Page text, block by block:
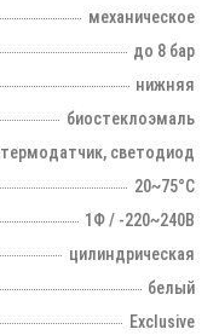
механическое
до 8 бар
нижняя
биостеклоэмаль
термодатчик, светодиод
20~75°С
1Ф / -220~240В
цилиндрическая
белый
Exclusive